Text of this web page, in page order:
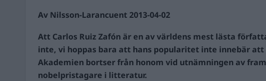
Av Nilsson-Larancuent 2013-04-02
Att Carlos Ruiz Zafón är en av världens mest lästa
inte, vi hoppas bara att hans popularitet inte innebär att
Akademien bortser från honom vid utnämningen av
nobelpristagare i litteratur.